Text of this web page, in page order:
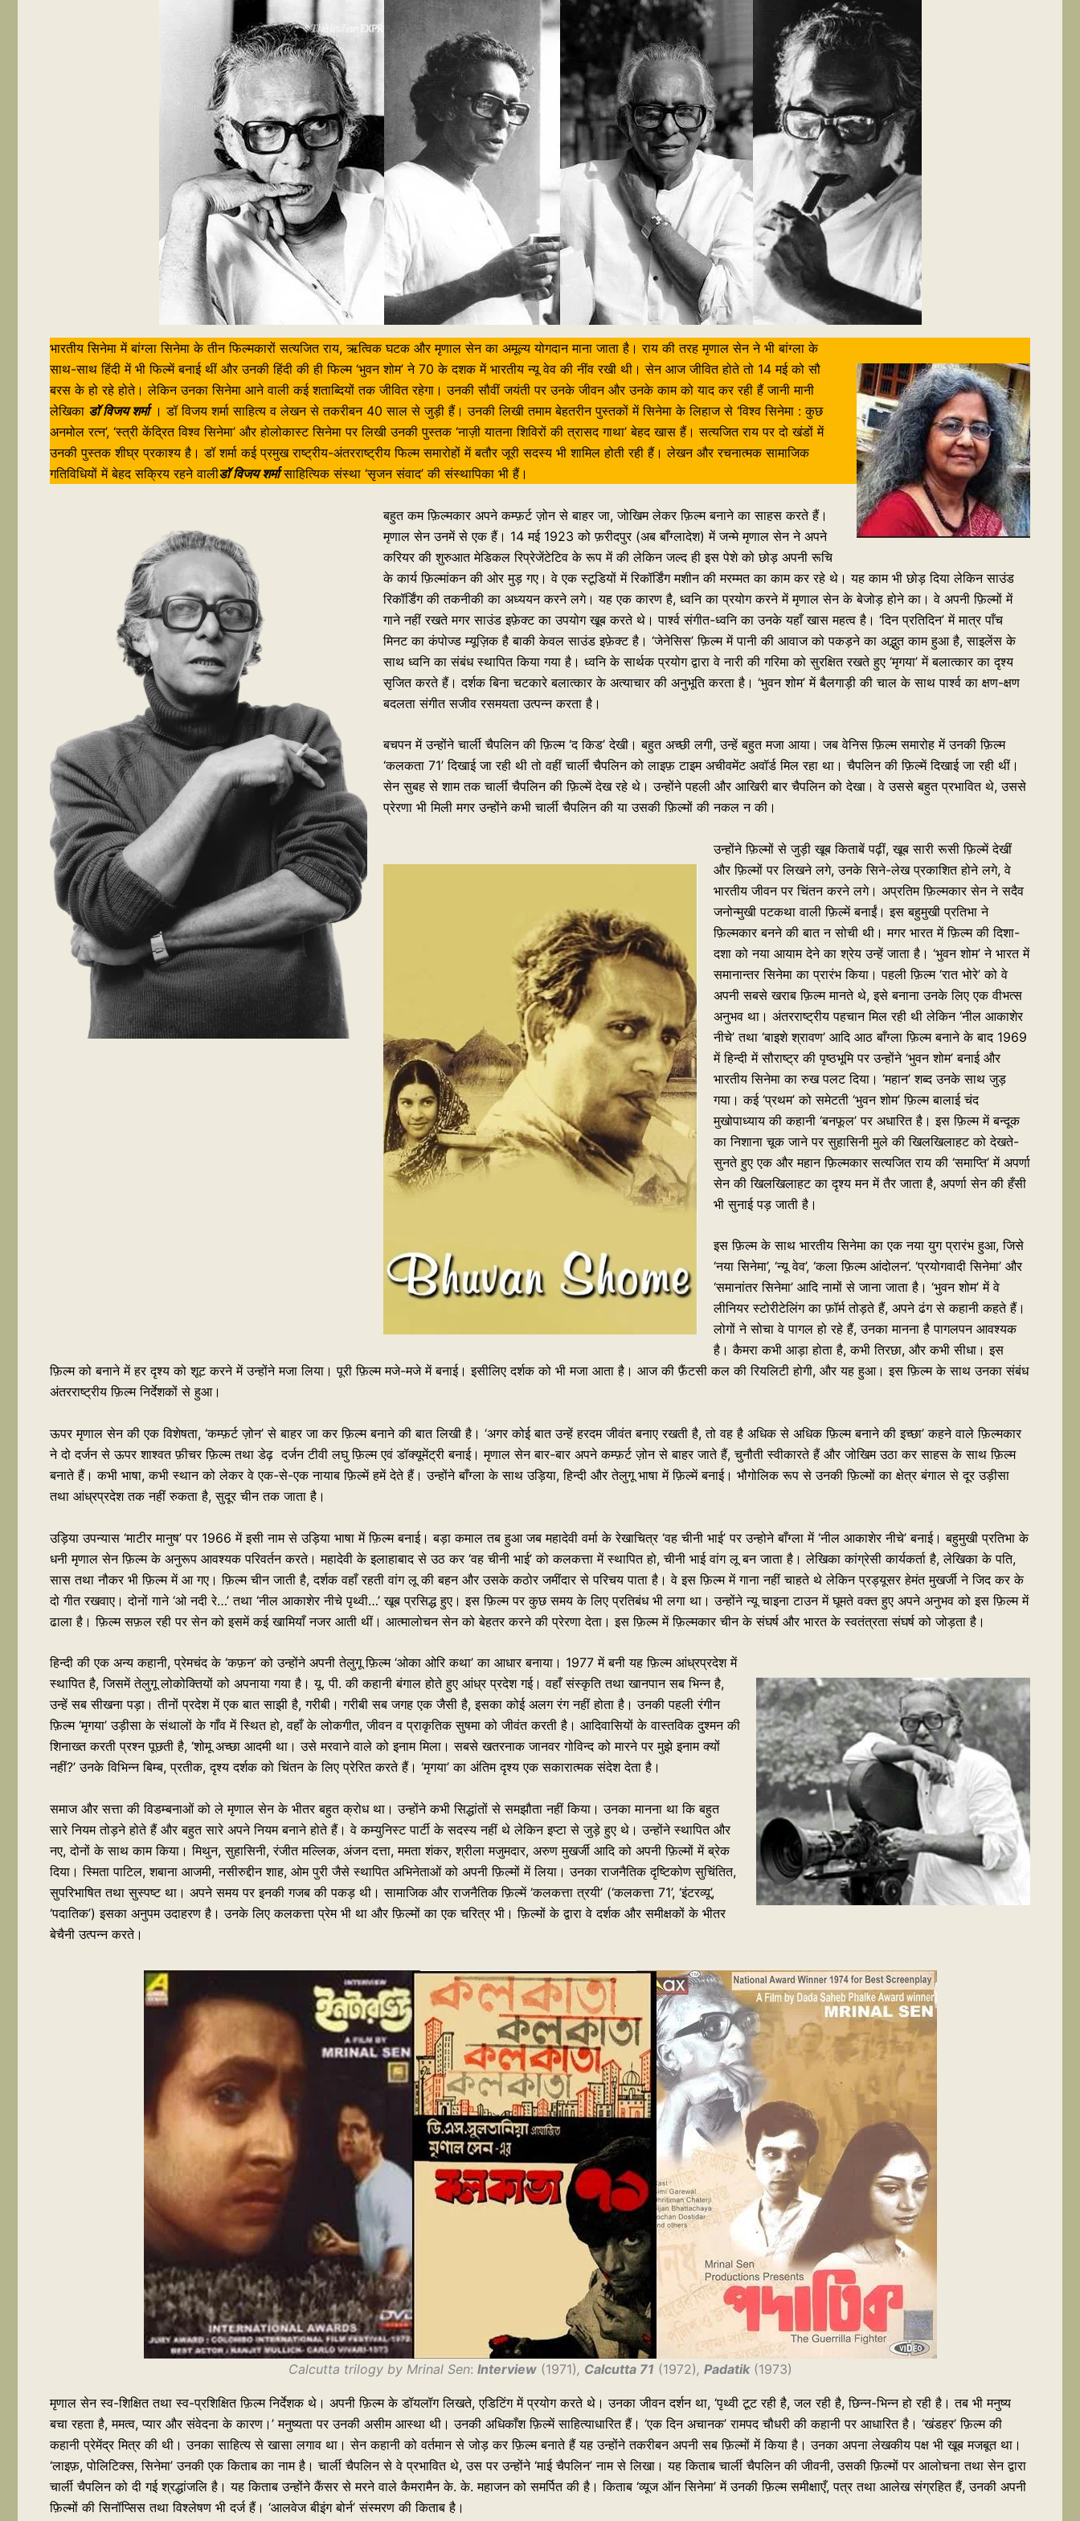
भारतीय सिनेमा में बांग्ला सिनेमा के तीन फिल्मकारों सत्यजित राय, ऋत्विक घटक और मृणाल सेन का अमूल्य योगदान माना जाता है। राय की तरह मृणाल सेन ने भी बांग्ला के
साथ-साथ हिंदी में भी फिल्में बनाई थीं और उनकी हिंदी की ही फिल्म ‘भुवन शोम’ ने 70 के दशक में भारतीय न्यू वेव की नींव रखी थी। सेन आज जीवित होते तो 14 मई को सौ
बरस के हो रहे होते। लेकिन उनका सिनेमा आने वाली कई शताब्दियों तक जीवित रहेगा। उनकी सौवीं जयंती पर उनके जीवन और उनके काम को याद कर रही हैं जानी मानी
लेखिका डॉ विजय शर्मा। डॉ विजय शर्मा साहित्य व लेखन से तकरीबन 40 साल से जुड़ी हैं। उनकी लिखी तमाम बेहतरीन पुस्तकों में सिनेमा के लिहाज से ‘विश्व सिनेमा : कुछ
अनमोल रत्न’, ‘स्त्री केंद्रित विश्व सिनेमा’ और होलोकास्ट सिनेमा पर लिखी उनकी पुस्तक ‘नाज़ी यातना शिविरों की त्रासद गाथा’ बेहद खास हैं। सत्यजित राय पर दो खंडों में
उनकी पुस्तक शीघ्र प्रकाश्य है। डॉ शर्मा कई प्रमुख राष्ट्रीय-अंतरराष्ट्रीय फिल्म समारोहों में बतौर जूरी सदस्य भी शामिल होती रही हैं। लेखन और रचनात्मक सामाजिक
गतिविधियों में बेहद सक्रिय रहने वालीडॉ विजय शर्मासाहित्यिक संस्था ‘सृजन संवाद’ की संस्थापिका भी हैं।
बहुत कम फ़िल्मकार अपने कम्फ़र्ट ज़ोन से बाहर जा, जोखिम लेकर फ़िल्म बनाने का साहस करते हैं।
मृणाल सेन उनमें से एक हैं। 14 मई 1923 को फ़रीदपुर (अब बाँग्लादेश) में जन्मे मृणाल सेन ने अपने
करियर की शुरुआत मेडिकल रिप्रेजेंटेटिव के रूप में की लेकिन जल्द ही इस पेशे को छोड़ अपनी रूचि
के कार्य फ़िल्मांकन की ओर मुड़ गए। वे एक स्टूडियों में रिकॉर्डिंग मशीन की मरम्मत का काम कर रहे थे। यह काम भी छोड़ दिया लेकिन साउंड
रिकॉर्डिंग की तकनीकी का अध्ययन करने लगे। यह एक कारण है, ध्वनि का प्रयोग करने में मृणाल सेन के बेजोड़ होने का। वे अपनी फ़िल्मों में
गाने नहीं रखते मगर साउंड इफ़ेक्ट का उपयोग खूब करते थे। पार्श्व संगीत-ध्वनि का उनके यहाँ खास महत्व है। ‘दिन प्रतिदिन’ में मात्र पाँच
मिनट का कंपोज्ड म्यूज़िक है बाकी केवल साउंड इफ़ेक्ट है। ‘जेनेसिस’ फ़िल्म में पानी की आवाज को पकड़ने का अद्भुत काम हुआ है, साइलेंस के
साथ ध्वनि का संबंध स्थापित किया गया है। ध्वनि के सार्थक प्रयोग द्वारा वे नारी की गरिमा को सुरक्षित रखते हुए ‘मृगया’ में बलात्कार का दृश्य
सृजित करते हैं। दर्शक बिना चटकारे बलात्कार के अत्याचार की अनुभूति करता है। ‘भुवन शोम’ में बैलगाड़ी की चाल के साथ पार्श्व का क्षण-क्षण
बदलता संगीत सजीव रसमयता उत्पन्न करता है।
बचपन में उन्होंने चार्ली चैपलिन की फ़िल्म ‘द किड’ देखी। बहुत अच्छी लगी, उन्हें बहुत मजा आया। जब वेनिस फ़िल्म समारोह में उनकी फ़िल्म
‘कलकता 71’ दिखाई जा रही थी तो वहीं चार्ली चैपलिन को लाइफ़ टाइम अचीवमेंट अवॉर्ड मिल रहा था। चैपलिन की फ़िल्में दिखाई जा रही थीं।
सेन सुबह से शाम तक चार्ली चैपलिन की फ़िल्में देख रहे थे। उन्होंने पहली और आखिरी बार चैपलिन को देखा। वे उससे बहुत प्रभावित थे, उससे
प्रेरणा भी मिली मगर उन्होंने कभी चार्ली चैपलिन की या उसकी फ़िल्मों की नकल न की।
उन्होंने फ़िल्मों से जुड़ी खूब किताबें पढ़ीं, खूब सारी रूसी फ़िल्में देखीं
और फ़िल्मों पर लिखने लगे, उनके सिने-लेख प्रकाशित होने लगे, वे
भारतीय जीवन पर चिंतन करने लगे। अप्रतिम फ़िल्मकार सेन ने सदैव
जनोन्मुखी पटकथा वाली फ़िल्में बनाईं। इस बहुमुखी प्रतिभा ने
फ़िल्मकार बनने की बात न सोची थी। मगर भारत में फ़िल्म की दिशा-
दशा को नया आयाम देने का श्रेय उन्हें जाता है। ‘भुवन शोम’ ने भारत में
समानान्तर सिनेमा का प्रारंभ किया। पहली फ़िल्म ‘रात भोरे’ को वे
अपनी सबसे खराब फ़िल्म मानते थे, इसे बनाना उनके लिए एक वीभत्स
अनुभव था। अंतरराष्ट्रीय पहचान मिल रही थी लेकिन ‘नील आकाशेर
नीचे’ तथा ‘बाइशे श्रावण’ आदि आठ बाँग्ला फ़िल्म बनाने के बाद 1969
में हिन्दी में सौराष्ट्र की पृष्ठभूमि पर उन्होंने ‘भुवन शोम’ बनाई और
भारतीय सिनेमा का रुख पलट दिया। ‘महान’ शब्द उनके साथ जुड़
गया। कई ‘प्रथम’ को समेटती ‘भुवन शोम’ फ़िल्म बालाई चंद
मुखोपाध्‍याय की कहानी ‘बनफूल’ पर अधारित है। इस फ़िल्म में बन्दूक
का निशाना चूक जाने पर सुहासिनी मुले की खिलखिलाहट को देखते-
सुनते हुए एक और महान फ़िल्मकार सत्यजित राय की ‘समाप्ति’ में अपर्णा
सेन की खिलखिलाहट का दृश्य मन में तैर जाता है, अपर्णा सेन की हँसी
भी सुनाई पड़ जाती है।
इस फ़िल्म के साथ भारतीय सिनेमा का एक नया युग प्रारंभ हुआ, जिसे
‘नया सिनेमा’, ‘न्यू वेव’, ‘कला फ़िल्म आंदोलन’. ‘प्रयोगवादी सिनेमा’ और
‘समानांतर सिनेमा’ आदि नामों से जाना जाता है। ‘भुवन शोम’ में वे
लीनियर स्टोरीटेलिंग का फ़ॉर्म तोड़ते हैं, अपने ढंग से कहानी कहते हैं।
लोगों ने सोचा वे पागल हो रहे हैं, उनका मानना है पागलपन आवश्यक
है। कैमरा कभी आड़ा होता है, कभी तिरछा, और कभी सीधा। इस
फ़िल्म को बनाने में हर दृश्य को शूट करने में उन्होंने मजा लिया। पूरी फ़िल्म मजे-मजे में बनाई। इसीलिए दर्शक को भी मजा आता है। आज की फ़ैंटसी कल की रियलिटी होगी, और यह हुआ। इस फ़िल्म के साथ उनका संबंध
अंतरराष्ट्रीय फ़िल्म निर्देशकों से हुआ।
ऊपर मृणाल सेन की एक विशेषता, ‘कम्फ़र्ट ज़ोन’ से बाहर जा कर फ़िल्म बनाने की बात लिखी है। ‘अगर कोई बात उन्हें हरदम जीवंत बनाए रखती है, तो वह है अधिक से अधिक फ़िल्म बनाने की इच्छा’ कहने वाले फ़िल्मकार
ने दो दर्जन से ऊपर शाश्वत फ़ीचर फ़िल्म तथा डेढ़ दर्जन टीवी लघु फ़िल्म एवं डॉक्यूमेंट्री बनाई। मृणाल सेन बार-बार अपने कम्फ़र्ट ज़ोन से बाहर जाते हैं, चुनौती स्वीकारते हैं और जोखिम उठा कर साहस के साथ फ़िल्म
बनाते हैं। कभी भाषा, कभी स्थान को लेकर वे एक-से-एक नायाब फ़िल्में हमें देते हैं। उन्होंने बाँग्ला के साथ उड़िया, हिन्दी और तेलुगू भाषा में फ़िल्में बनाई। भौगोलिक रूप से उनकी फ़िल्मों का क्षेत्र बंगाल से दूर उड़ीसा
तथा आंध्रप्रदेश तक नहीं रुकता है, सुदूर चीन तक जाता है।
उड़िया उपन्यास ‘माटीर मानुष’ पर 1966 में इसी नाम से उड़िया भाषा में फ़िल्म बनाई। बड़ा कमाल तब हुआ जब महादेवी वर्मा के रेखाचित्र ‘वह चीनी भाई’ पर उन्होने बाँग्ला में ‘नील आकाशेर नीचे’ बनाई। बहुमुखी प्रतिभा के
धनी मृणाल सेन फ़िल्म के अनुरूप आवश्यक परिवर्तन करते। महादेवी के इलाहाबाद से उठ कर ‘वह चीनी भाई’ को कलकत्ता में स्थापित हो, चीनी भाई वांग लू बन जाता है। लेखिका कांग्रेसी कार्यकर्ता है, लेखिका के पति,
सास तथा नौकर भी फ़िल्म में आ गए। फ़िल्म चीन जाती है, दर्शक वहाँ रहती वांग लू की बहन और उसके कठोर जमींदार से परिचय पाता है। वे इस फ़िल्म में गाना नहीं चाहते थे लेकिन प्रड्यूसर हेमंत मुखर्जी ने जिद कर के
दो गीत रखवाए। दोनों गाने ‘ओ नदी रे…’ तथा ‘नील आकाशेर नीचे पृथ्वी…’ खूब प्रसिद्ध हुए। इस फ़िल्म पर कुछ समय के लिए प्रतिबंध भी लगा था। उन्होंने न्यू चाइना टाउन में घूमते वक्त हुए अपने अनुभव को इस फ़िल्म में
ढाला है। फ़िल्म सफ़ल रही पर सेन को इसमें कई खामियाँ नजर आती थीं। आत्मालोचन सेन को बेहतर करने की प्रेरणा देता। इस फ़िल्म में फ़िल्मकार चीन के संघर्ष और भारत के स्वतंत्रता संघर्ष को जोड़ता है।
हिन्दी की एक अन्य कहानी, प्रेमचंद के ‘कफ़न’ को उन्होंने अपनी तेलुगू फ़िल्म ‘ओका ओरि कथा’ का आधार बनाया। 1977 में बनी यह फ़िल्म आंध्रप्रदेश में
स्थापित है, जिसमें तेलुगू लोकोक्तियों को अपनाया गया है। यू. पी. की कहानी बंगाल होते हुए आंध्र प्रदेश गई। वहाँ संस्कृति तथा खानपान सब भिन्न है,
उन्हें सब सीखना पड़ा। तीनों प्रदेश में एक बात साझी है, गरीबी। गरीबी सब जगह एक जैसी है, इसका कोई अलग रंग नहीं होता है। उनकी पहली रंगीन
फ़िल्म ‘मृगया’ उड़ीसा के संथालों के गाँव में स्थित हो, वहाँ के लोकगीत, जीवन व प्राकृतिक सुषमा को जीवंत करती है। आदिवासियों के वास्तविक दुश्मन की
शिनाख्त करती प्रश्न पूछती है, ‘शोमू अच्छा आदमी था। उसे मरवाने वाले को इनाम मिला। सबसे खतरनाक जानवर गोविन्द को मारने पर मुझे इनाम क्यों
नहीं?’ उनके विभिन्न बिम्ब, प्रतीक, दृश्य दर्शक को चिंतन के लिए प्रेरित करते हैं। ‘मृगया’ का अंतिम दृश्य एक सकारात्मक संदेश देता है।
समाज और सत्ता की विडम्बनाओं को ले मृणाल सेन के भीतर बहुत क्रोध था। उन्होंने कभी सिद्धांतों से समझौता नहीं किया। उनका मानना था कि बहुत
सारे नियम तोड़ने होते हैं और बहुत सारे अपने नियम बनाने होते हैं। वे कम्युनिस्ट पार्टी के सदस्य नहीं थे लेकिन इप्टा से जुड़े हुए थे। उन्होंने स्थापित और
नए, दोनों के साथ काम किया। मिथुन, सुहासिनी, रंजीत मल्लिक, अंजन दत्ता, ममता शंकर, श्रीला मजुमदार, अरुण मुखर्जी आदि को अपनी फ़िल्मों में ब्रेक
दिया। स्मिता पाटिल, शबाना आजमी, नसीरुद्दीन शाह, ओम पुरी जैसे स्थापित अभिनेताओं को अपनी फ़िल्मों में लिया। उनका राजनैतिक दृष्टिकोण सुचिंतित,
सुपरिभाषित तथा सुस्पष्ट था। अपने समय पर इनकी गजब की पकड़ थी। सामाजिक और राजनैतिक फ़िल्में ‘कलकत्ता त्रयी’ (‘कलकत्ता 71’, ‘इंटरव्यू’,
‘पदातिक’) इसका अनुपम उदाहरण है। उनके लिए कलकत्ता प्रेम भी था और फ़िल्मों का एक चरित्र भी। फ़िल्मों के द्वारा वे दर्शक और समीक्षकों के भीतर
बेचैनी उत्पन्न करते।
Calcutta trilogy by Mrinal Sen: Interview (1971), Calcutta 71 (1972), Padatik(1973)
मृणाल सेन स्व-शिक्षित तथा स्व-प्रशिक्षित फ़िल्म निर्देशक थे। अपनी फ़िल्म के डॉयलॉग लिखते, एडिटिंग में प्रयोग करते थे। उनका जीवन दर्शन था, ‘पृथ्वी टूट रही है, जल रही है, छिन्न-भिन्न हो रही है। तब भी मनुष्य
बचा रहता है, ममत्व, प्यार और संवेदना के कारण।’ मनुष्यता पर उनकी असीम आस्था थी। उनकी अधिकाँश फ़िल्में साहित्याधारित हैं। ‘एक दिन अचानक’ रामपद चौधरी की कहानी पर आधारित है। ‘खंडहर’ फ़िल्म की
कहानी प्रेमेंद्र मित्र की थी। उनका साहित्य से खासा लगाव था। सेन कहानी को वर्तमान से जोड़ कर फ़िल्म बनाते हैं यह उन्होंने तकरीबन अपनी सब फ़िल्मों में किया है। उनका अपना लेखकीय पक्ष भी खूब मजबूत था।
‘लाइफ़, पोलिटिक्स, सिनेमा’ उनकी एक किताब का नाम है। चार्ली चैपलिन से वे प्रभावित थे, उस पर उन्होंने ‘माई चैपलिन’ नाम से लिखा। यह किताब चार्ली चैपलिन की जीवनी, उसकी फ़िल्मों पर आलोचना तथा सेन द्वारा
चार्ली चैपलिन को दी गई श्रद्धांजलि है। यह किताब उन्होंने कैंसर से मरने वाले कैमरामैन के. के. महाजन को समर्पित की है। किताब ‘व्यूज ऑन सिनेमा’ में उनकी फ़िल्म समीक्षाएँ, पत्र तथा आलेख संग्रहित हैं, उनकी अपनी
फ़िल्मों की सिनॉप्सिस तथा विश्लेषण भी दर्ज हैं। ‘आलवेज बीइंग बोर्न’ संस्मरण की किताब है।